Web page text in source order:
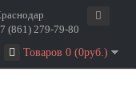
(861) 279-79-80
Товаров 0 (0руб.)